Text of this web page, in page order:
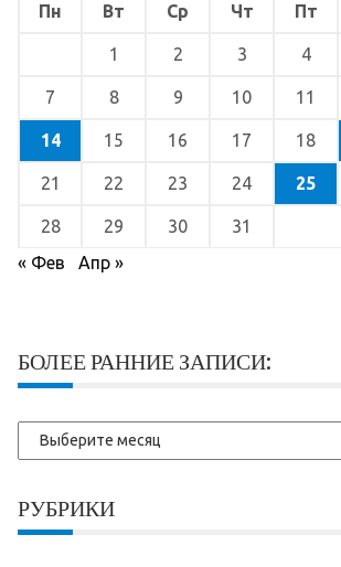
Пн Вт Ср Чт Пт
1 2 3 4
7 8 9 10 11
14 15 16 17 18
21 22 23 24 25
28 29 30
31
« Фев
Апр »
БОЛЕЕ РАННИЕ ЗАПИСИ:
Более
ранние
РУБРИКИ